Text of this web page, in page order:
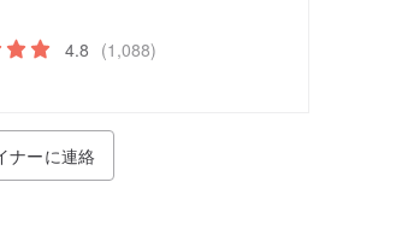
4.8 (1,088)
ナーに連絡